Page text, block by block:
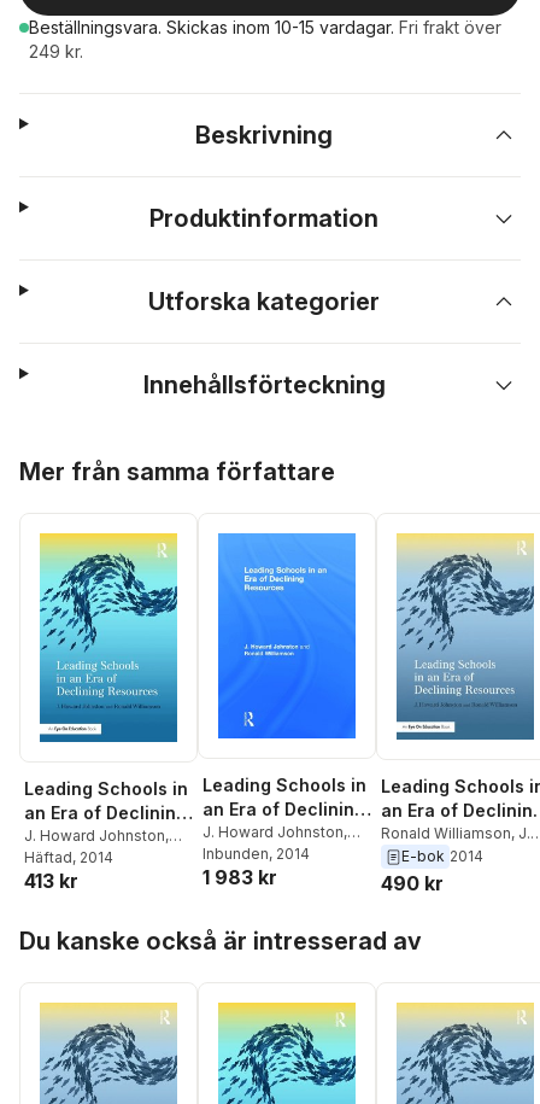
Beställningsvara. Skickas inom 10-15 vardagar. Fri frakt över
249 kr.
Beskrivning
Produktinformation
Utforska kategorier
Innehållsförteckning
Mer från samma författare
Leading Schools in
an Era of Declining
Resources
J. Howard Johnston,
Ronald Williamson
Häftad, 2014
413 kr
Leading Schools in
an Era of Declining
Resources
J. Howard Johnston,
Ronald Williamson
Inbunden, 2014
1 983 kr
Leading Schools
an Era of
Resources
Ronald Williamson, J.
Howard Johnston
E-bok 2014
490 kr
Du kanske också är intresserad av